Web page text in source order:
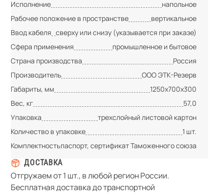
Исполнение
напольное
Рабочее положение в пространстве
вертикальное
Ввод кабеля сверху или снизу (указывается при заказе)
Сфера применения
промышленное и бытовое
Страна производства
Россия
Производитель
ООО ЭТК-Резерв
Габариты, мм
1250х700х300
Вес, кг
57,0
Упаковка
трехслойный листовой картон
Количество в упаковке
1 шт.
Комплектностьпаспорт, сертификат Таможенного союза
ДОСТАВКА
Отгружаем от 1 шт., в любой регион России.
Бесплатная доставка до транспортной